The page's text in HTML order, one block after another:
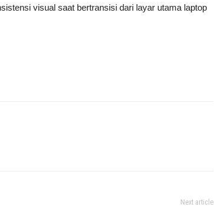
visual saat bertransisi dari layar utama laptop
Next article